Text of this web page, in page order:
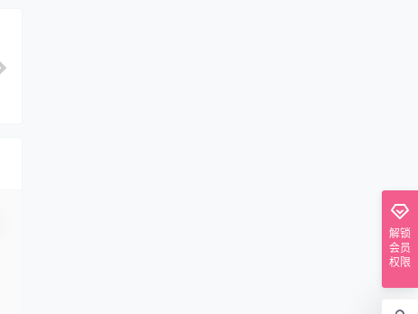
解锁
会员
权限